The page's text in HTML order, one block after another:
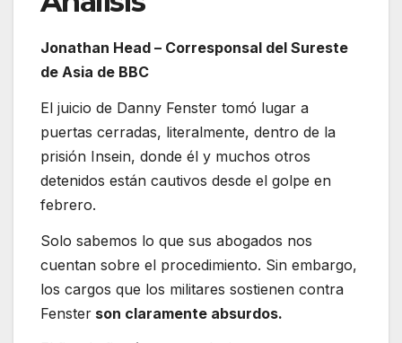
Jonathan Head – Corresponsal del Sureste
de Asia de BBC
El juicio de Danny Fenster tomó lugar a
puertas cerradas, literalmente, dentro de la
prisión Insein, donde él y muchos otros
detenidos están cautivos desde el golpe en
febrero.
Solo sabemos lo que sus abogados nos
cuentan sobre el procedimiento. Sin embargo,
los cargos que los militares sostienen contra
Fenster son claramente absurdos.